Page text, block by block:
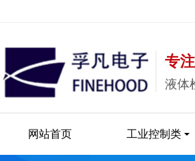
专
液体
网站首页 工业控制类